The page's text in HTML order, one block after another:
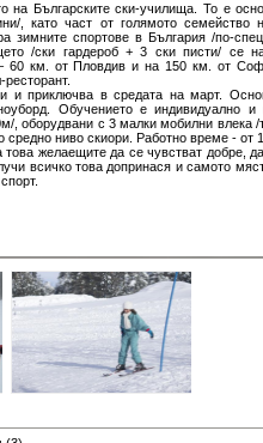
Българските ски-училища. То е
, като част от голямото семейство
спортове в България /по-
/ски гардероб + 3 ски писти/ се
60 км. от Пловдив и на 150 км. от
и приключва в средата на март.
Обучението е индивидуално
, оборудвани с 3 малки мобилни влека /
ниво скиори. Работно време - от
желаещите да се чувстват добре,
всичко това допринася и самото